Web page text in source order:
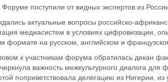
Форуме поступили от видных экспертов из
актуальные вопросы российско-
медиасистем в условиях цифровизации,
формате на русском, английском и
к участникам форума обратилась декан
важность межкультурного диалога для
поприветствовала делегацию из Нигерии,